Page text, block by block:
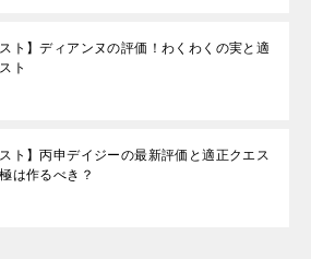
スト】ディアンヌの評価！わくわくの実と適
ト
スト】丙申デイジーの最新評価と適正クエス
は作るべき？